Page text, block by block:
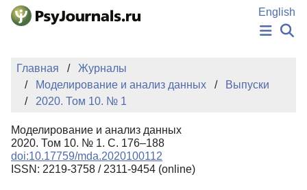
Перейти к основному содержанию
English
НОВОСТИ
АВТОРЫ
КЛЮЧЕВЫЕ СЛОВА
Регистрация
Главная
Журналы
Моделирование и анализ данных
Выпуски
2020. Том 10. № 1
Моделирование и анализ данных
2020. Том 10. № 1. С. 176–188
doi:10.17759/mda.2020100112
ISSN: 2219-3758 / 2311-9454 (online)